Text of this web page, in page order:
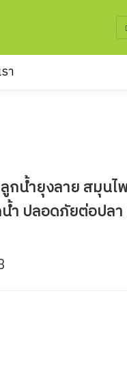
า
กน้ำยุงลาย สมุนไ
ำ ปลอดภัย​ต่อปลา